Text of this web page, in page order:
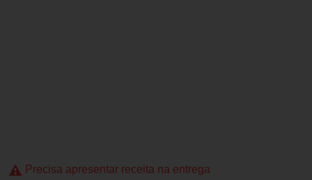
Precisa apresentar receita na entrega